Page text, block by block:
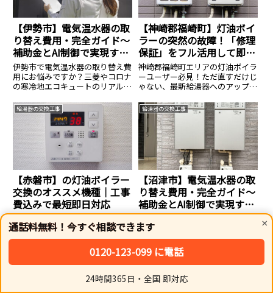
×
通話料無料！今すぐ相談できます
0120-123-099 に電話
24時間365日・全国 即対応
【伊勢市】電気温水器の取
り替え費用・完全ガイド〜
補助金とAI制御で実現する
賢い冬支度
伊勢市で電気温水器の取り替え費
用にお悩みですか？三菱やコロナ
の寒冷地エコキュートのリアルな
庫補助金を活用する裏ワザを徹底
解説。冬の生活防衛に直結する革
新的なノウハウです。
【神崎郡福崎町】灯油ボイ
ラーの突然の故障！「修理
保証」をフル活用して即日
解決する裏ワザ
神崎郡福崎町エリアの灯油ボイラ
ーユーザー必見！ただ直すだけじ
ゃない、最新給湯器へのアップデ
費まで削減する一石二鳥のメソッ
ド。地元密着型の真の優良業者が
教える、賢いボイラー運用術で
す。
給湯器の交換工事
【赤磐市】の灯油ボイラー
交換のオススメ機種｜工事
費込みで最短即日対応
検討中の方へ。有資格者が在籍す
る施工店が、ご家庭にオススメの
機種や、本体＋工事費＋処分費込
みの総額費用を分かりやすく解説
します。突然の故障やエラー、配
管凍結などのトラブルにも最短即
給湯器の交換工事
【沼津市】電気温水器の取
り替え費用・完全ガイド〜
補助金とAI制御で実現する
賢い冬支度
用にお悩みですか？三菱やコロナ
の寒冷地エコキュートのリアルな
コミコミ価格と、最大12万円の国
庫補助金を活用する裏ワザを徹底
解説。冬の生活防衛に直結する革
新的なノウハウです。
シェア トップ